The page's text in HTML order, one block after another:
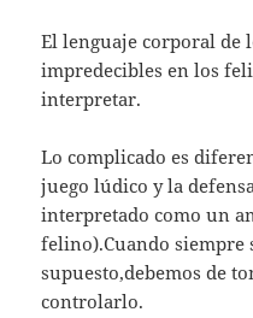
El lenguaje corporal de
impredecibles en los
interpretar.
Lo complicado es
juego lúdico y la
interpretado como un
felino).Cuando siempre
supuesto,debemos de
controlarlo.